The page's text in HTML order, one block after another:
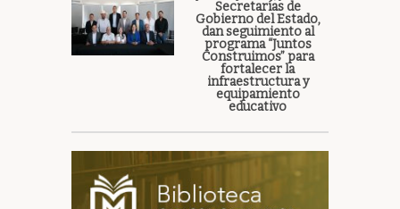
Secretarías de
Gobierno del Estado,
dan seguimiento al
programa “Juntos
Construimos” para
fortalecer la
infraestructura y
equipamiento
educativo